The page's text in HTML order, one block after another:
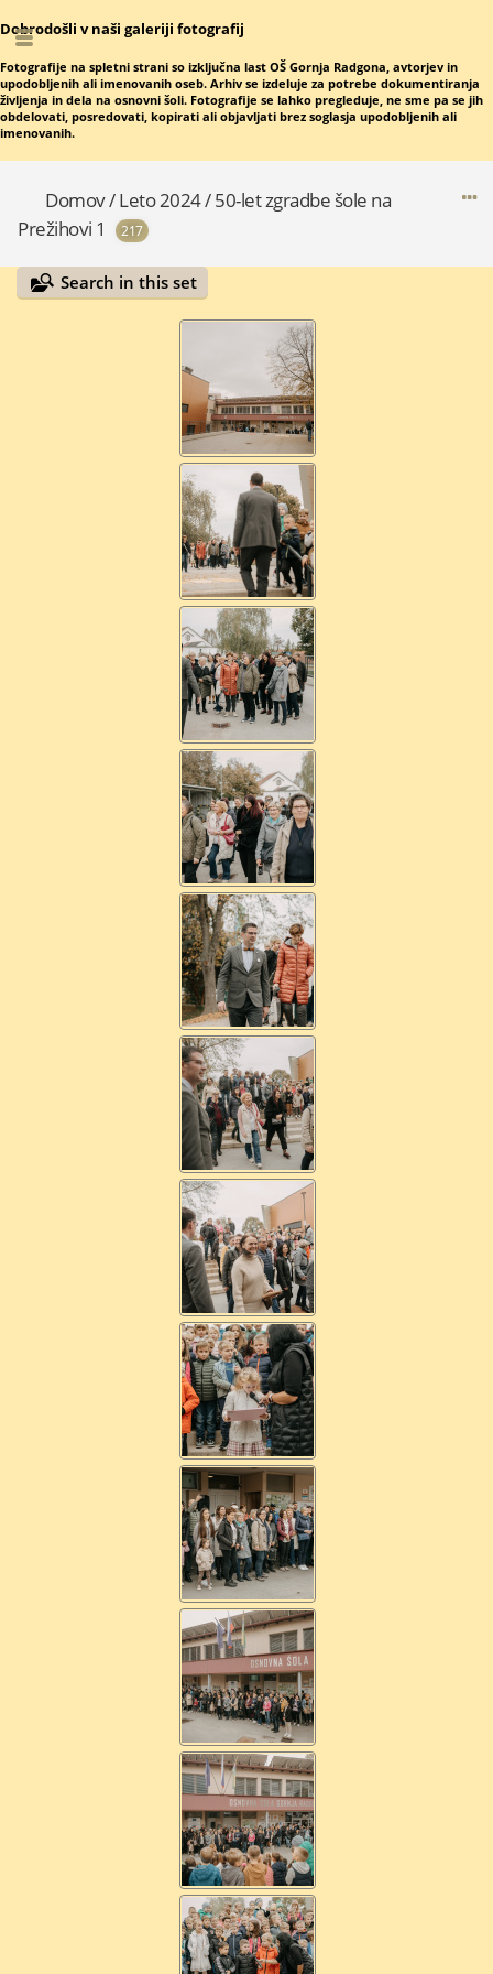
Dobrodošli v naši galeriji fotografij
Fotografije na spletni strani so izključna last OŠ Gornja Radgona, avtorjev in
upodobljenih ali imenovanih oseb. Arhiv se izdeluje za potrebe dokumentiranja
življenja in dela na osnovni šoli. Fotografije se lahko pregleduje, ne sme pa se jih
obdelovati, posredovati, kopirati ali objavljati brez soglasja upodobljenih ali
imenovanih.
Domov/Leto 2024/50-let zgradbe šole na
Prežihovi 1
217
Search in this set